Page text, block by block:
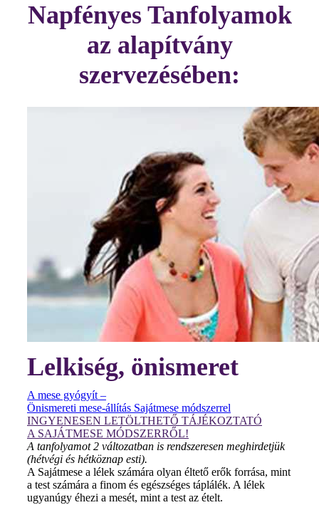
Napfényes Tanfolyamok
az alapítvány
szervezésében:
Lelkiség, önismeret
A mese gyógyít –
Önismereti mese-állítás Sajátmese módszerrel
INGYENESEN LETÖLTHETŐ TÁJÉKOZTATÓ
A SAJÁTMESE MÓDSZERRŐL!
A tanfolyamot 2 változatban is rendszeresen meghirdetjük
(hétvégi és hétköznap esti).
A Sajátmese a lélek számára olyan éltető erők forrása, mint
a test számára a finom és egészséges táplálék. A lélek
ugyanúgy éhezi a mesét, mint a test az ételt.